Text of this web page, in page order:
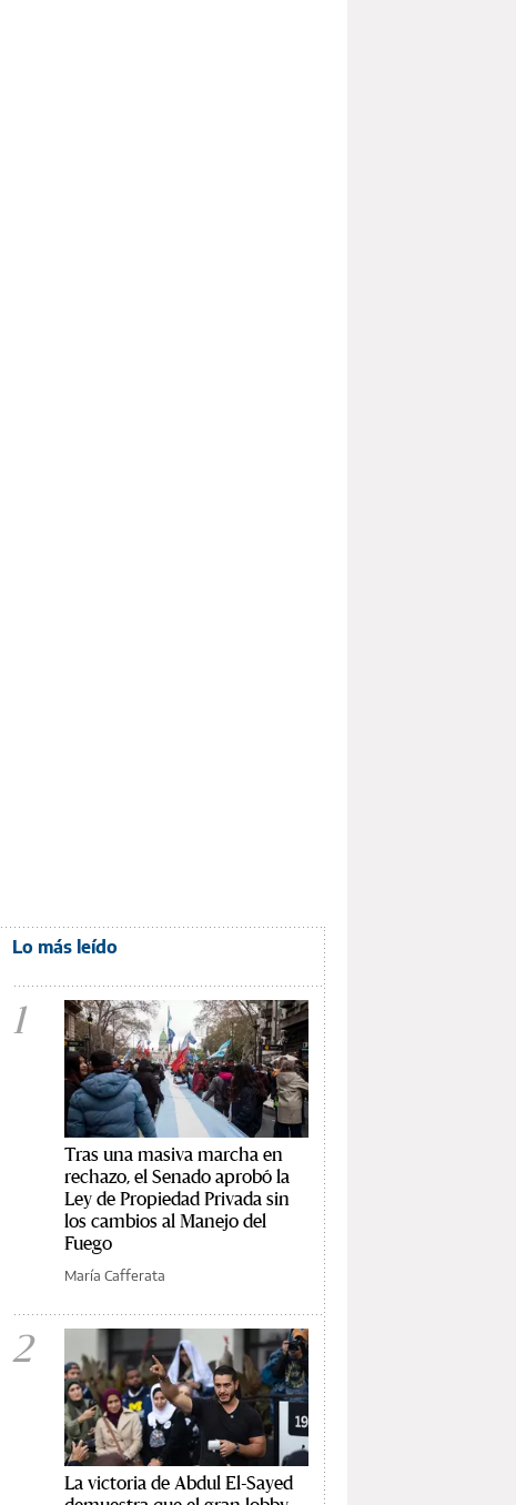
Lo más leído
1
Tras una masiva marcha en
rechazo, el Senado aprobó la
Ley de Propiedad Privada sin
los cambios al Manejo del
Fuego
María Cafferata
2
La victoria de Abdul El-Sayed